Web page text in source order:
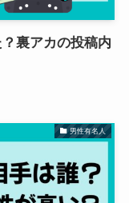
裏アカの投稿内
男性有名人